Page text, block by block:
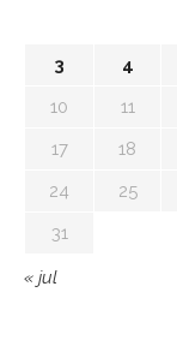
3
4
10
11
17
18
24
25
31
« jul